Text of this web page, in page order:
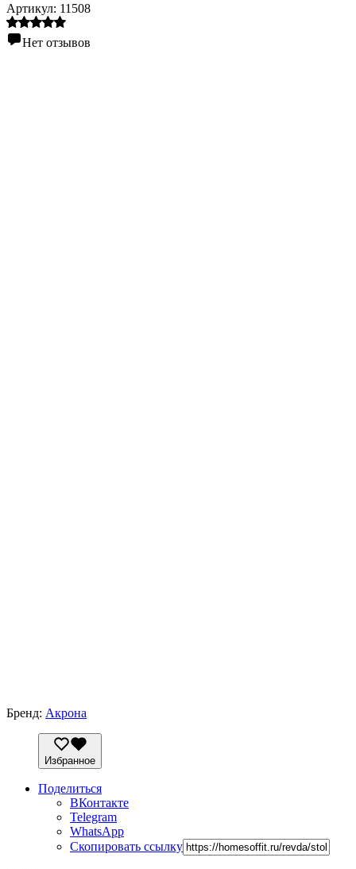
Артикул: 11508
Нет отзывов
Бренд: Акрона
Избранное
Поделиться
ВКонтакте
Telegram
WhatsApp
Скопировать ссылку